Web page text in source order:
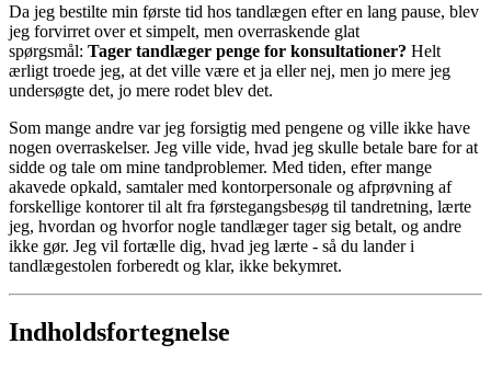
Da jeg bestilte min første tid hos tandlægen efter en lang pause, blev
jeg forvirret over et simpelt, men overraskende glat
spørgsmål: Tager tandlæger penge for konsultationer? Helt
ærligt troede jeg, at det ville være et ja eller nej, men jo mere jeg
undersøgte det, jo mere rodet blev det.
Som mange andre var jeg forsigtig med pengene og ville ikke have
nogen overraskelser. Jeg ville vide, hvad jeg skulle betale bare for at
sidde og tale om mine tandproblemer. Med tiden, efter mange
akavede opkald, samtaler med kontorpersonale og afprøvning af
forskellige kontorer til alt fra førstegangsbesøg til tandretning, lærte
jeg, hvordan og hvorfor nogle tandlæger tager sig betalt, og andre
ikke gør. Jeg vil fortælle dig, hvad jeg lærte - så du lander i
tandlægestolen forberedt og klar, ikke bekymret.
Indholdsfortegnelse